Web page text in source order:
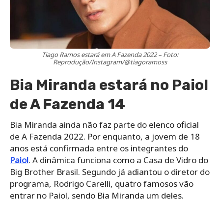
Tiago Ramos estará em A Fazenda 2022 – Foto:
Reprodução/Instagram/@tiagoramoss
Bia Miranda estará no Paiol
de A Fazenda 14
Bia Miranda ainda não faz parte do elenco oficial
de A Fazenda 2022. Por enquanto, a jovem de 18
anos está confirmada entre os integrantes do
Paiol. A dinâmica funciona como a Casa de Vidro do
Big Brother Brasil. Segundo já adiantou o diretor do
programa, Rodrigo Carelli, quatro famosos vão
entrar no Paiol, sendo Bia Miranda um deles.